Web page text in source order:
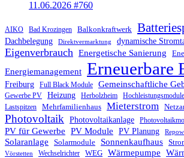
11.06.2026 #760
AIKO Bad Krozingen Balkonkraftwerk
Dachbelegung Direktvermarktung dynamische
Eigenverbrauch Energetische Sanierung
Energiemanagement Erneuerbare
Freiburg Full Black Module Gemeinschaftliche
Gewerbe PV Heizung Herbolzheim Hochleistungsmodule
Lastspitzen Mehrfamilienhaus Mieterstrom
Photovoltaik Photovoltaikanlage
PV für Gewerbe PV Module PV Planung
Solaranlage Solarmodule Sonnenkaufhaus
Vörstetten Wechselrichter WEG Wärmepumpe